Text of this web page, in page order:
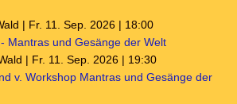
| Fr. 11. Sep. 2026 | 18:00
Mantras und Gesänge der Welt
| Fr. 11. Sep. 2026 | 19:30
v. Workshop Mantras und Gesänge der